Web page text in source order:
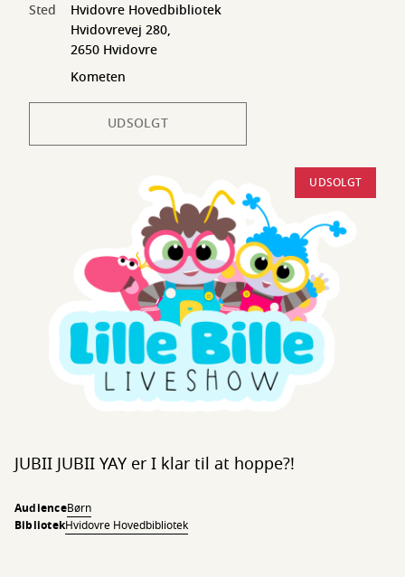
UDSOLGT
Sted
Hvidovre Hovedbibliotek
Hvidovrevej 280,
2650 Hvidovre
Kometen
UDSOLGT
JUBII JUBII YAY er I klar til at hoppe?!
AudienceBørn
BibliotekHvidovre Hovedbibliotek